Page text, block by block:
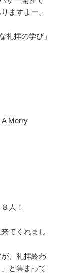
ますよー。
拝の学び」
Merry
人！
てくれまし
、礼拝終わ
と集まって